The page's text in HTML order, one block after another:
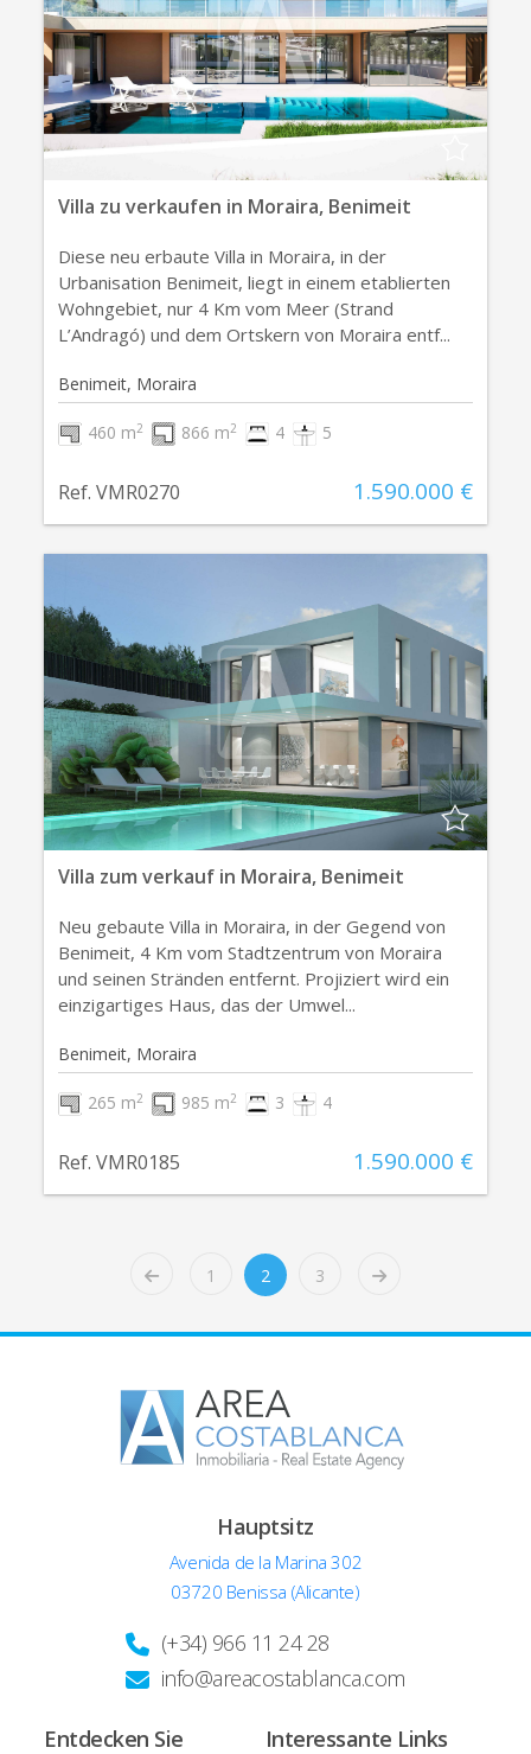
Villa zu verkaufen in Moraira, Benimeit
Diese neu erbaute Villa in Moraira, in der
Urbanisation Benimeit, liegt in einem etablierten
Wohngebiet, nur 4 Km vom Meer (Strand
L’Andragó) und dem Ortskern von Moraira entf...
Benimeit, Moraira
460 m2 866 m2 4 5
Ref. VMR0270 1.590.000 €
Villa zum verkauf in Moraira, Benimeit
Neu gebaute Villa in Moraira, in der Gegend von
Benimeit, 4 Km vom Stadtzentrum von Moraira
und seinen Stränden entfernt. Projiziert wird ein
einzigartiges Haus, das der Umwel...
Benimeit, Moraira
265 m2 985 m2 3 4
Ref. VMR0185 1.590.000 €
1 2 3
Hauptsitz
Avenida de la Marina 302
03720 Benissa (Alicante)
(+34) 966 11 24 28
info@areacostablanca.com
Entdecken Sie Interessante Links